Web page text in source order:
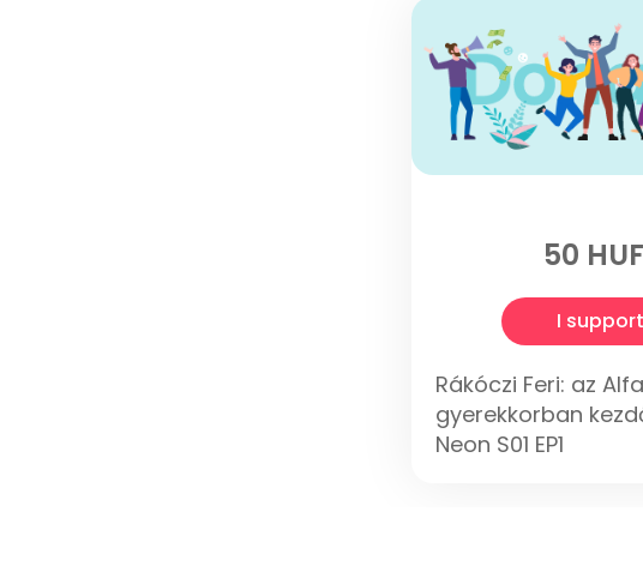
50 HUF
I support
Rákóczi Feri: az
gyerekkorban
Neon S01 EP1